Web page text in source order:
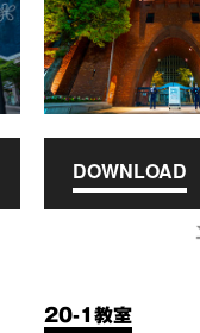
DOWNLOAD
20-1教室